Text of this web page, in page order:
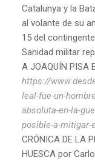
Catalunya y la
al volante de su
15 del
Sanidad militar
A JOAQUÍN PISA
https://
leal-fue-un-
absoluta-en-la-
posible-a-mitigar-
CRÓNICA DE LA
HUESCA por